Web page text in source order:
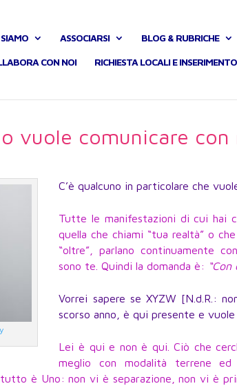
ASSOCIARSI BLOG & RUBRICHE
CON NOI RICHIESTA LOCALI E
vuole comunicare con
C’è qualcuno in particolare che
Tutte le manifestazioni di cui hai
quella che chiami “tua realtà” o
“oltre”, parlano continuamente
sono te. Quindi la domanda è:
Vorrei sapere se XYZW [N.d.R.:
scorso anno, è qui presente e vuole
Lei è qui e non è qui. Ciò che
meglio con modalità terrene
tutto è Uno: non vi è separazione, non vi è